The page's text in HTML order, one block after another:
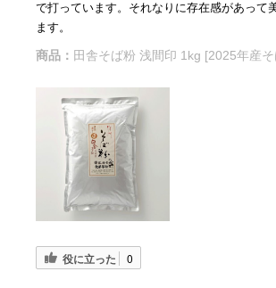
で打っています。それなりに存在感があって
ます。
商品： 田舎そば粉 浅間印 1kg [2025年産そ
役に立った 0